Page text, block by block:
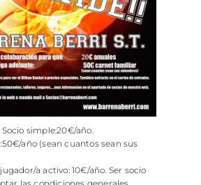
simple:20€/año.
año (sean cuantos sean sus
a activo: 10€/año. Ser socio